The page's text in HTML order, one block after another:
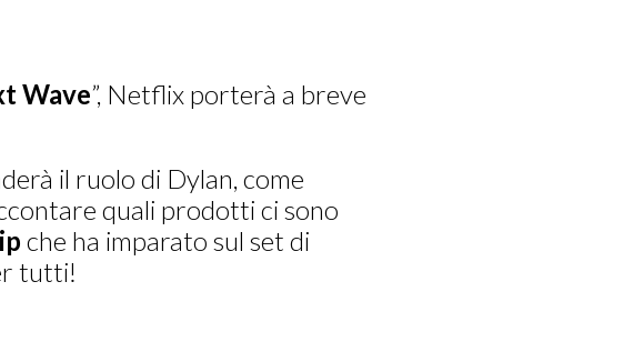
Wave”, Netflix porterà a breve
il ruolo di Dylan, come
quali prodotti ci sono
che ha imparato sul set di
tutti!